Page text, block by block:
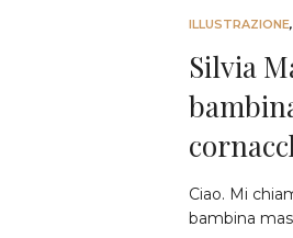
ILLUSTRAZIONE,
Silvia
Ciao. Mi
bambina